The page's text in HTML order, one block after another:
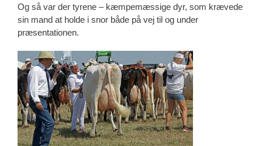
Og så var der tyrene – kæmpemæssige dyr, som krævede
sin mand at holde i snor både på vej til og under
præsentationen.